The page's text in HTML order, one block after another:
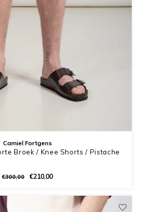
Camiel Fortgens
Broek / Knee Shorts / Pistache
€300,00 €210,00